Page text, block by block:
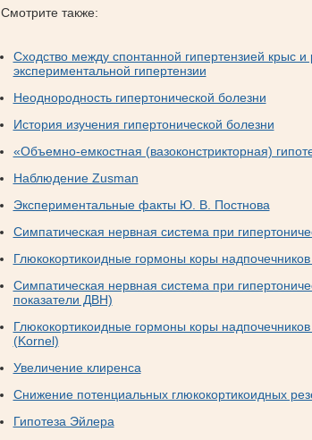
Смотрите также:
Сходство между спонтанной гипертензией крыс
экспериментальной гипертензии
Неоднородность гипертонической болезни
История изучения гипертонической болезни
«Объемно-емкостная (вазоконстрикторная)
Наблюдение Zusman
Экспериментальные факты Ю. В. Постнова
Симпатическая нервная система при
Глюкокортикоидные гормоны коры
Симпатическая нервная система при
показатели ДВН)
Глюкокортикоидные гормоны коры
(Kornel)
Увеличение клиренса
Снижение потенциальных глюкокортикоидных
Гипотеза Эйлера